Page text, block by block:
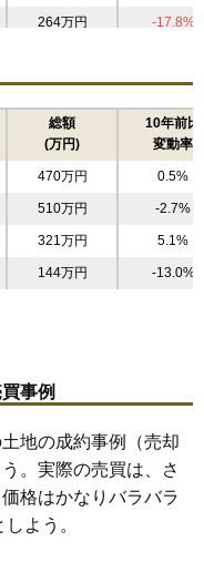
264万円 -17.8%
484万円 0.1%
336万円 5.0%
418万円 -4.3%
412万円 -2.4%
696万円 -14.0%
508万円 5.3%
305万円 -17.4%
380万円 -0.6%
388万円 -7.1%
238万円 -1.9%
279万円 -0.7%
339万円
総額
(万円)
10年前比
変動率
470万円 0.5%
510万円 -2.7%
321万円 5.1%
144万円 -13.0%
事例
地の成約事例（売却
。実際の売買は、さ
格はかなりバラバラ
よう。